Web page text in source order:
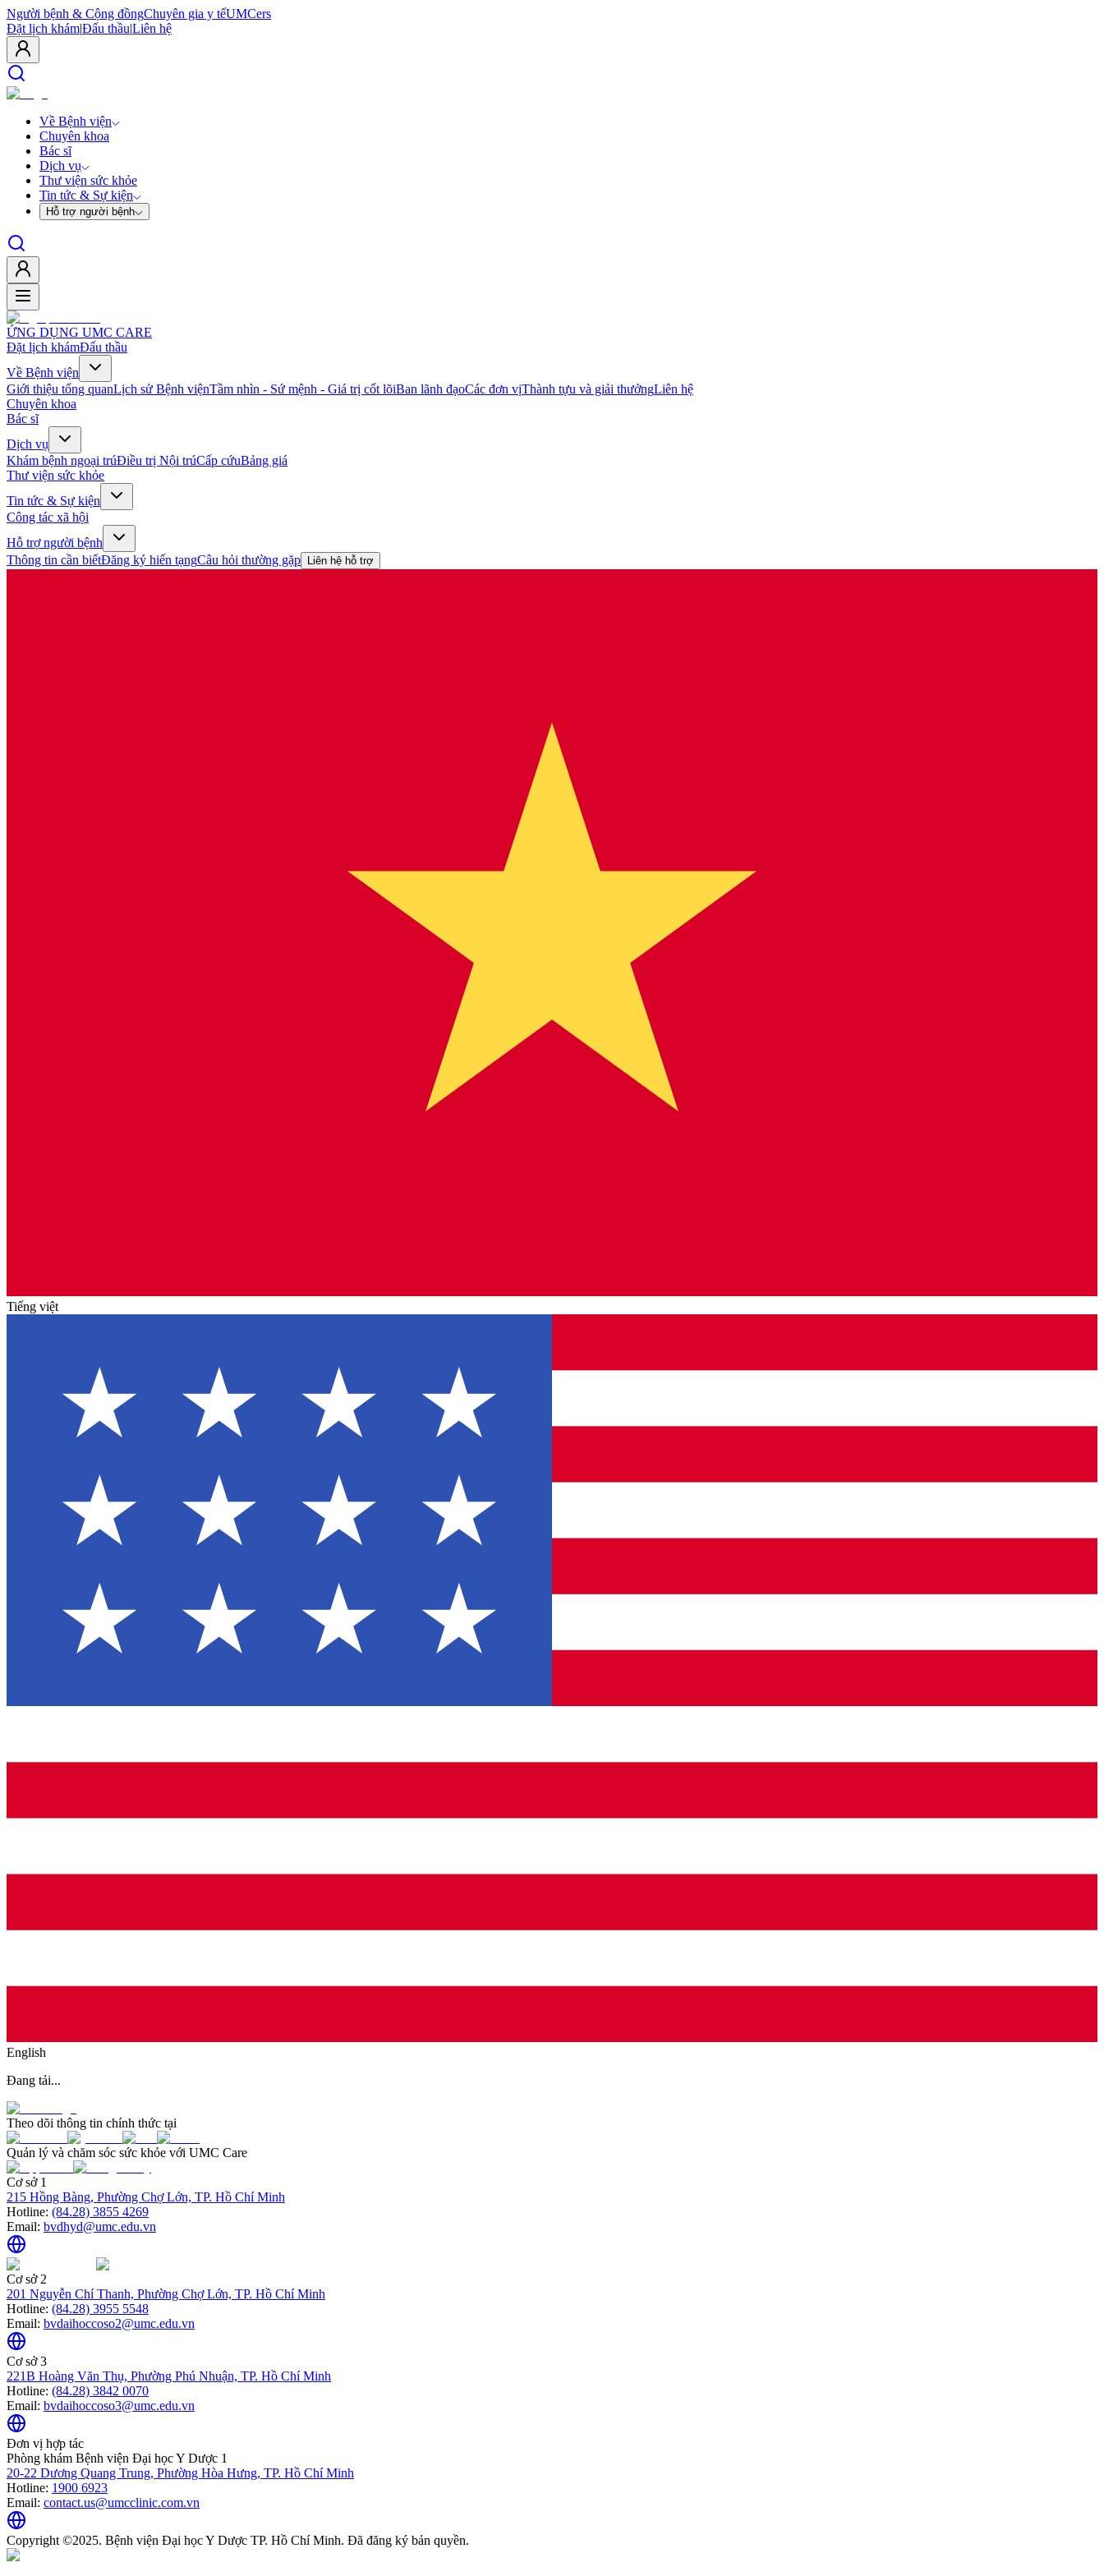
Người bệnh & Cộng đồngChuyên gia y tếUMCers
Đặt lịch khám|Đấu thầu|Liên hệ
Về Bệnh viện
Chuyên khoa
Bác sĩ
Dịch vụ
Thư viện sức khỏe
Tin tức & Sự kiện
Hỗ trợ người bệnh
ỨNG DỤNG UMC CARE
Đặt lịch khámĐấu thầu
Về Bệnh viện
Giới thiệu tổng quanLịch sử Bệnh việnTầm nhìn - Sứ mệnh - Giá trị cốt lõiBan lãnh đạoCác đơn vịThành tựu và giải thưởngLiên hệ
Chuyên khoa
Bác sĩ
Dịch vụ
Khám bệnh ngoại trúĐiều trị Nội trúCấp cứuBảng giá
Thư viện sức khỏe
Tin tức & Sự kiện
Công tác xã hội
Hỗ trợ người bệnh
Thông tin cần biếtĐăng ký hiến tạngCâu hỏi thường gặp Liên hệ hỗ trợ
Tiếng việt
English
Đang tải...
Theo dõi thông tin chính thức tại
Quản lý và chăm sóc sức khỏe với UMC Care
Cơ sở 1
215 Hồng Bàng, Phường Chợ Lớn, TP. Hồ Chí Minh
Hotline: (84.28) 3855 4269
Email: bvdhyd@umc.edu.vn
Cơ sở 2
201 Nguyễn Chí Thanh, Phường Chợ Lớn, TP. Hồ Chí Minh
Hotline: (84.28) 3955 5548
Email: bvdaihoccoso2@umc.edu.vn
Cơ sở 3
221B Hoàng Văn Thụ, Phường Phú Nhuận, TP. Hồ Chí Minh
Hotline: (84.28) 3842 0070
Email: bvdaihoccoso3@umc.edu.vn
Đơn vị hợp tác
Phòng khám Bệnh viện Đại học Y Dược 1
20-22 Dương Quang Trung, Phường Hòa Hưng, TP. Hồ Chí Minh
Hotline: 1900 6923
Email: contact.us@umcclinic.com.vn
Copyright ©2025. Bệnh viện Đại học Y Dược TP. Hồ Chí Minh. Đã đăng ký bản quyền.